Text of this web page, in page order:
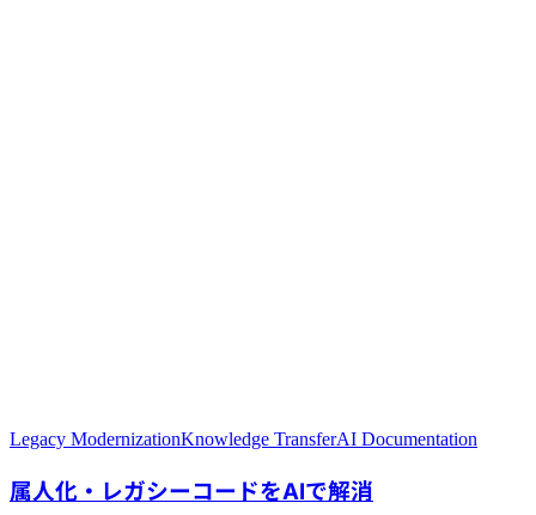
Legacy ModernizationKnowledge TransferAI Documentation